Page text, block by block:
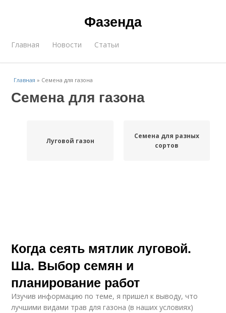
Фазенда
Главная Новости Статьи
Главная » Семена для газона
Семена для газона
Луговой газон
Семена для разных
сортов
Когда сеять мятлик луговой.
Ша. Выбор семян и
планирование работ
Изучив информацию по теме, я пришел к выводу, что
лучшими видами трав для газона (в наших условиях)